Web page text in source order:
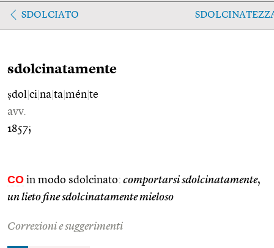
SDOLCIATO
sdolcinatamente
ṣdol ci na ta mén te
avv.
1857;
CO in modo sdolcinato: comportarsi sdolcinatamente,
un lieto fine sdolcinatamente mieloso
Correzioni e suggerimenti